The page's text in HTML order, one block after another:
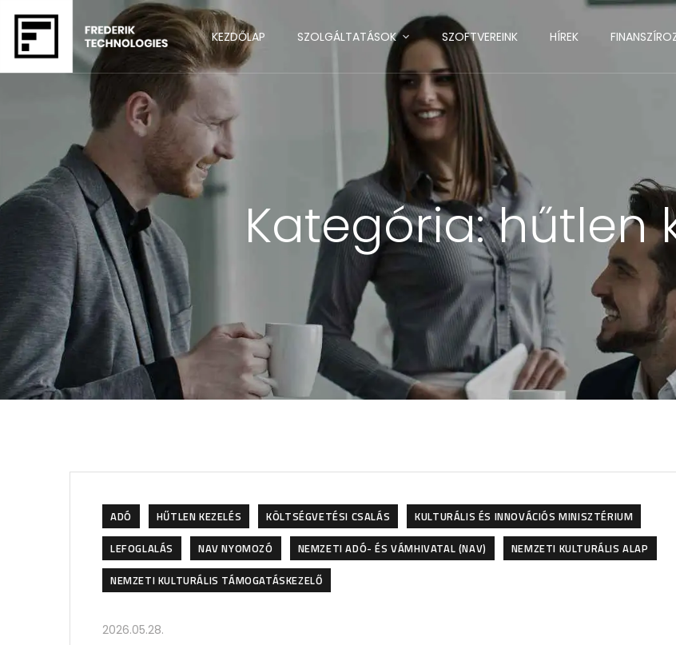
KEZDŐLAP SZOLGÁLTATÁSOK SZOFTVEREINK HÍREK
Kategória:hűtlen
ADÓ HŰTLEN KEZELÉS KÖLTSÉGVETÉSI CSALÁS
KULTURÁLIS ÉS INNOVÁCIÓS MINISZTÉRIUM
LEFOGLALÁS
NAV NYOMOZÓ NEMZETI ADÓ- ÉS VÁMHIVATAL (NAV)
NEMZETI KULTURÁLIS ALAP
NEMZETI KULTURÁLIS TÁMOGATÁSKEZELŐ
2026.05.28.